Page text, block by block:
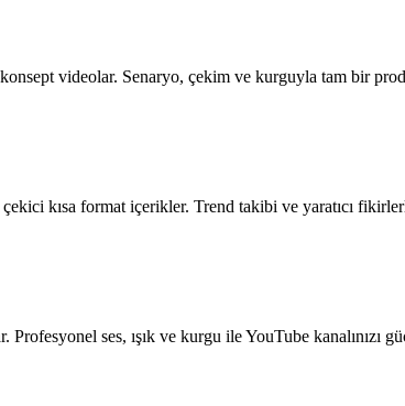
videolar. Senaryo, çekim ve kurguyla tam bir
kısa format içerikler. Trend takibi ve yaratıcı
ses, ışık ve kurgu ile YouTube kanalınızı